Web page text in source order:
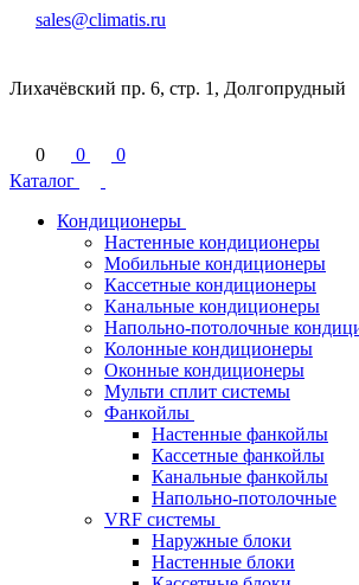
sales@climatis.ru
Лихачёвский пр. 6, стр. 1, Долгопрудный
0 0
0
Каталог
Кондиционеры
Настенные кондиционеры
Мобильные кондиционеры
Кассетные кондиционеры
Канальные кондиционеры
Напольно-потолочные
Колонные кондиционеры
Оконные кондиционеры
Мульти сплит системы
Фанкойлы
Настенные фанкойлы
Кассетные фанкойлы
Канальные фанкойлы
Напольно-потолочные
VRF системы
Наружные блоки
Настенные блоки